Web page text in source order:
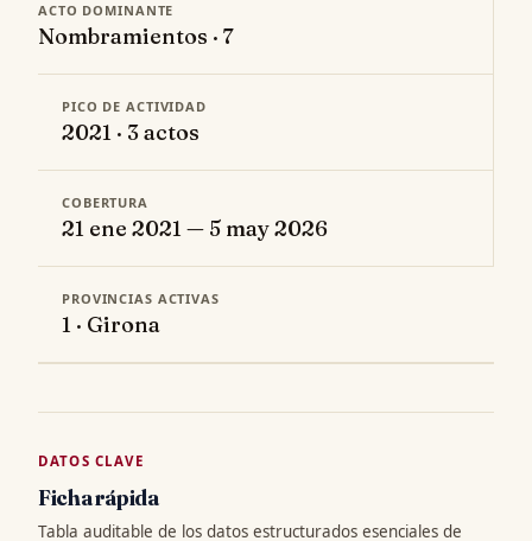
ACTO DOMINANTE
Nombramientos · 7
PICO DE ACTIVIDAD
2021 · 3 actos
COBERTURA
21 ene 2021 — 5 may 2026
PROVINCIAS ACTIVAS
1 · Girona
DATOS CLAVE
Ficha rápida
Tabla auditable de los datos estructurados esenciales de